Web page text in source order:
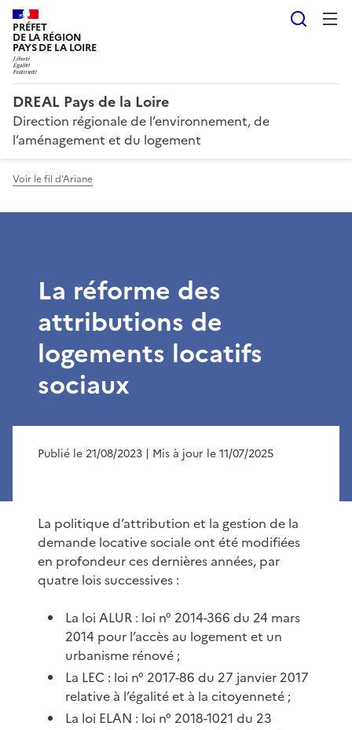
PRÉFET
DE LA RÉGION
PAYS DE LA LOIRE
DREAL Pays de la Loire
Direction régionale de l’environnement, de
l’aménagement et du logement
Voir le fil d'Ariane
La réforme des
attributions de
logements locatifs
sociaux
Publié le 21/08/2023 | Mis à jour le 11/07/2025
La politique d’attribution et la gestion de la
demande locative sociale ont été modifiées
en profondeur ces dernières années, par
quatre lois successives :
La loi ALUR : loi n° 2014-366 du 24 mars
2014 pour l’accès au logement et un
urbanisme rénové ;
La LEC : loi n° 2017-86 du 27 janvier 2017
relative à l’égalité et à la citoyenneté ;
La loi ELAN : loi n° 2018-1021 du 23